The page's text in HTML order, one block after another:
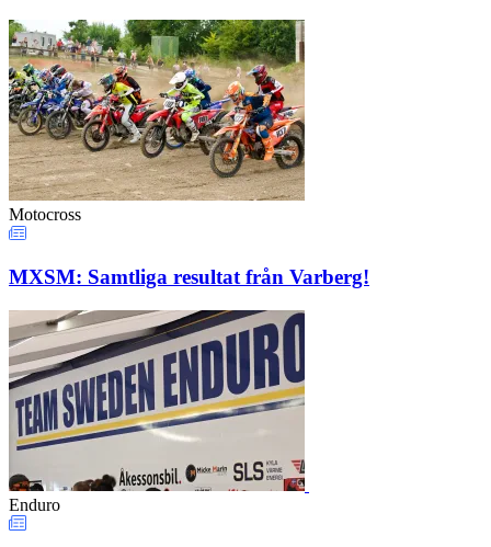
Motocross
MXSM: Samtliga resultat från Varberg!
Enduro